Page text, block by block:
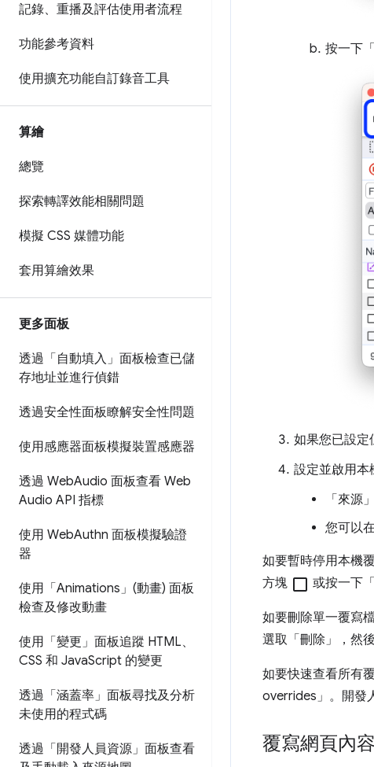
記錄、重播及評估使用者流程
功能參考資料
使用擴充功能自訂錄音工具
算繪
總覽
探索轉譯效能相關問題
模擬 CSS 媒體功能
套用算繪效果
更多面板
透過「自動填入」面板檢查已儲
存地址並進行偵錯
透過安全性面板瞭解安全性問題
使用感應器面板模擬裝置感應器
透過 WebAudio 面板查看 Web
Audio API 指標
使用 WebAuthn 面板模擬驗證
器
使用「Animations」(動畫) 面板
檢查及修改動畫
使用「變更」面板追蹤 HTML、
CSS 和 JavaScript 的變更
透過「涵蓋率」面板尋找及分析
未使用的程式碼
透過「開發人員資源」面板查看
按一下
如果您已設定
設定並啟用本
「來源」
您可以
如要暫時停用本機
方塊 check_box_outline_blank 或按一下
如要刪除單一覆寫
選取「刪除」
，然
如要快速查看所有
overrides」 。開發
覆寫網頁內容